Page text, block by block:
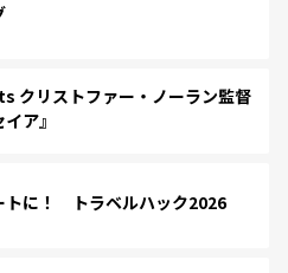
クリストファー・ノーラン監督
ア』
トに！ トラベルハック2026